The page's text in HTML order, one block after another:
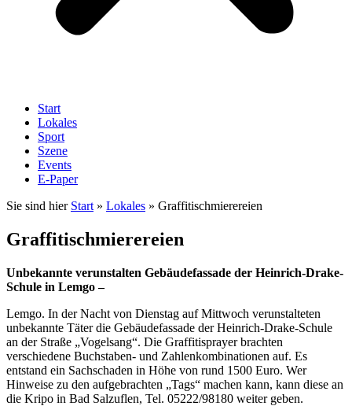
Start
Lokales
Sport
Szene
Events
E-Paper
Sie sind hier Start » Lokales » Graffitischmierereien
Graffitischmierereien
Unbekannte verunstalten Gebäudefassade der Heinrich-Drake-
Schule in Lemgo –
Lemgo. In der Nacht von Dienstag auf Mittwoch verunstalteten
unbekannte Täter die Gebäudefassade der Heinrich-Drake-Schule
an der Straße „Vogelsang“. Die Graffitisprayer brachten
verschiedene Buchstaben- und Zahlenkombinationen auf. Es
entstand ein Sachschaden in Höhe von rund 1500 Euro. Wer
Hinweise zu den aufgebrachten „Tags“ machen kann, kann diese an
die Kripo in Bad Salzuflen, Tel. 05222/98180 weiter geben.